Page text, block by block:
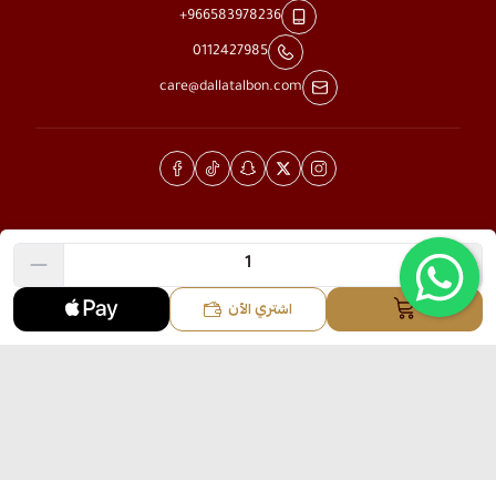
اشتري الآن
+966583978236
0112427985
care@dallatalbon.com
الحقوق محفوظة | 2026 متجر دلة البن